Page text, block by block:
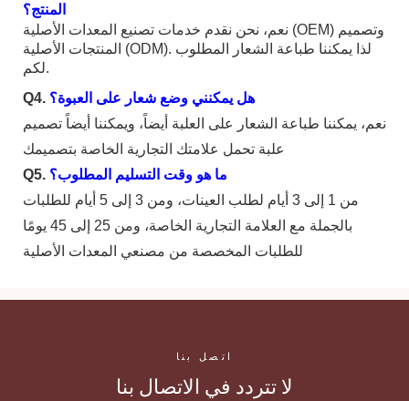
المنتج؟
نعم، نحن نقدم خدمات تصنيع المعدات الأصلية (OEM) وتصميم
المنتجات الأصلية (ODM). لذا يمكننا طباعة الشعار المطلوب
لكم.
Q4. هل يمكنني وضع شعار على العبوة؟
نعم، يمكننا طباعة الشعار على العلبة أيضاً، ويمكننا أيضاً تصميم
Q5. ما هو وقت التسليم المطلوب؟
من 1 إلى 3 أيام لطلب العينات، ومن 3 إلى 5 أيام للطلبات
بالجملة مع العلامة التجارية الخاصة، ومن 25 إلى 45 يومًا
اتصل بنا
لا تتردد في الاتصال بنا